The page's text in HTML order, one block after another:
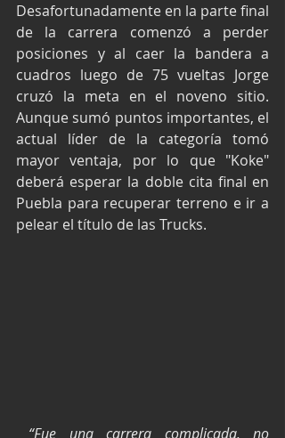
Desafortunadamente en la parte final
de la carrera comenzó a perder
posiciones y al caer la bandera a
cuadros luego de 75 vueltas Jorge
cruzó la meta en el noveno sitio.
Aunque sumó puntos importantes, el
actual líder de la categoría tomó
mayor ventaja, por lo que "Koke"
deberá esperar la doble cita final en
Puebla para recuperar terreno e ir a
pelear el título de las Trucks.